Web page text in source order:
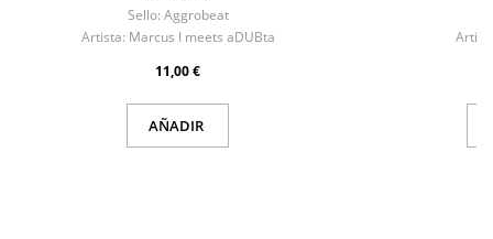
Sello: Aggrobeat
Artista: Marcus I meets aDUBta
11,00 €
AÑADIR